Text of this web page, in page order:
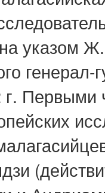
указом
г. Первыми